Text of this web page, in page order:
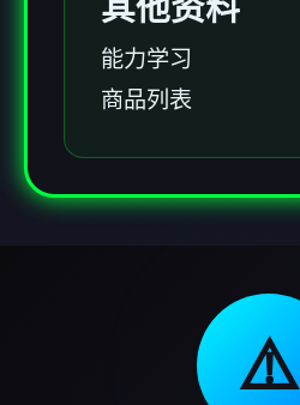
其他资料
能力学习
商品列表
⚠️